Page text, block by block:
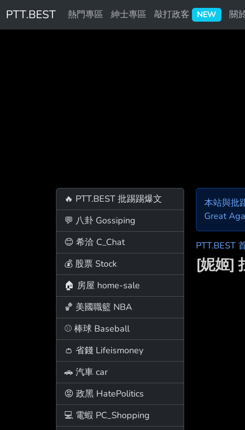
PTT.BEST 熱門專區 紳士專區 敲打政客 NEW 關
🔥 PTT.BEST 批踢踢爆文
💬 八卦 Gossiping
😊 希洽 C_Chat
💰 股票 Stock
🏠 房屋 home-sale
🏀 美國職籃 NBA
⚾ 棒球 Baseball
👛 省錢 Lifeismoney
🚗 汽車 car
😡 政黑 HatePolitics
💻 電蝦 PC_Shopping
本站與批
Great
PTT.BEST
[妮姬]